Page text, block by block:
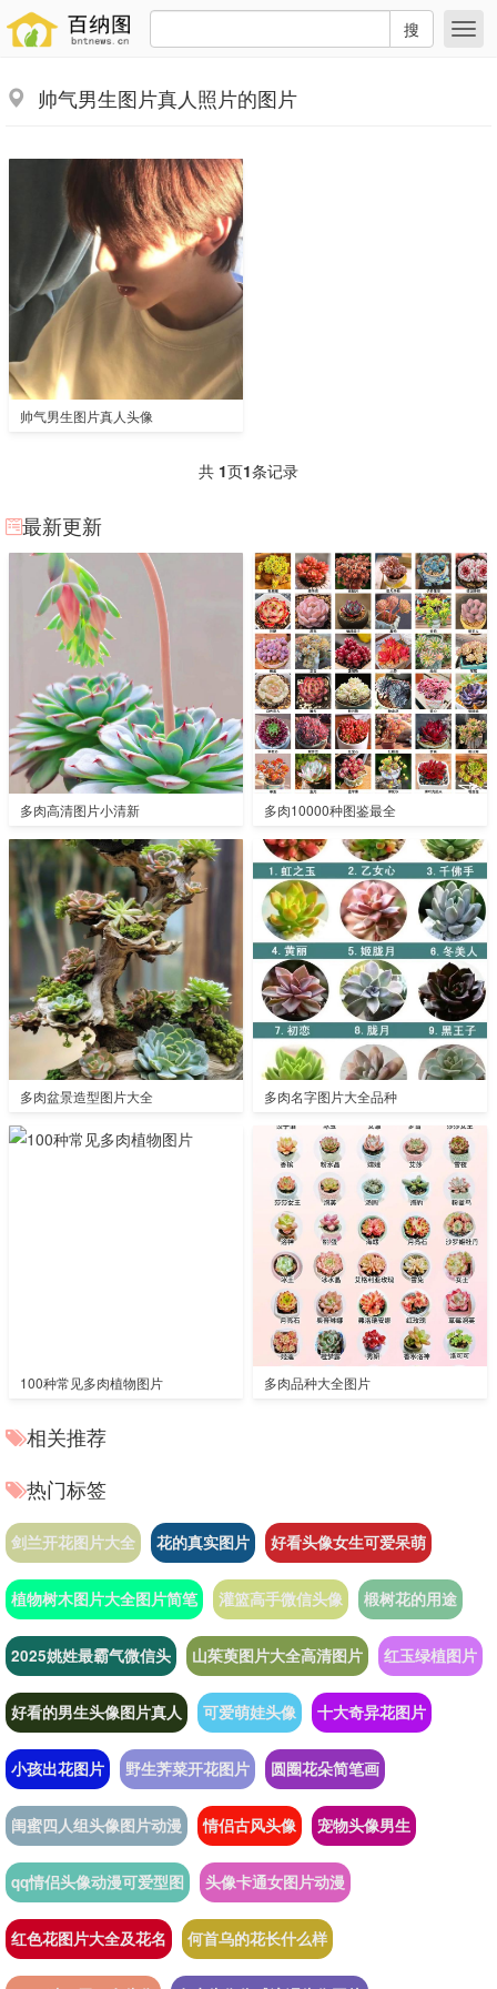
搜
帅气男生图片真人照片的图片
帅气男生图片真人头像
共 1页1条记录
最新更新
多肉高清图片小清新 多肉10000种图鉴最全
多肉盆景造型图片大全 多肉名字图片大全品种
100种常见多肉植物图片 多肉品种大全图片
相关推荐
热门标签
剑兰开花图片大全 花的真实图片 好看头像女生可爱呆萌
植物树木图片大全图片简笔 灌篮高手微信头像 椴树花的用途
2025姚姓最霸气微信头 山茱萸图片大全高清图片 红玉绿植图片
好看的男生头像图片真人 可爱萌娃头像 十大奇异花图片
小孩出花图片 野生荠菜开花图片 圆圈花朵简笔画
闺蜜四人组头像图片动漫 情侣古风头像 宠物头像男生
qq情侣头像动漫可爱型图 头像卡通女图片动漫
红色花图片大全及花名 何首乌的花长什么样